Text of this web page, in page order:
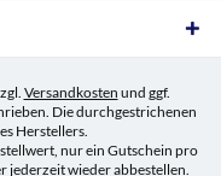
Versandkosten und ggf.
Die durchgestrichenen
Herstellers.
nur ein Gutschein pro
jederzeit wieder abbestellen.